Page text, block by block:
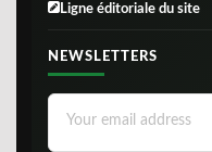
Ligne éditoriale du site
NEWSLETTERS